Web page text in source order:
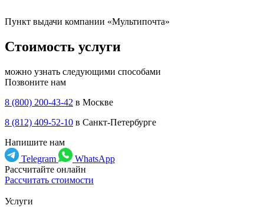
Пункт выдачи компании «Мультипочта»
Стоимость услуги
можно узнать следующими способами
Позвоните нам
8 (800) 200-43-42 в Москве
8 (812) 409-52-10 в Санкт-Петербурге
Напишите нам
Telegram
WhatsApp
Рассчитайте онлайн
Рассчитать стоимости
Услуги